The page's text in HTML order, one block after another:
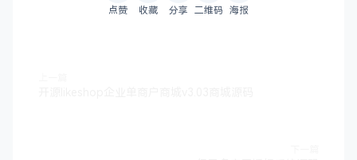
点赞 收藏 分享 二维码 海报